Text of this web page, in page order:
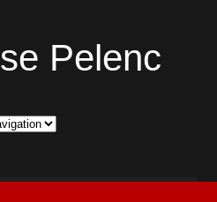
Pelenc